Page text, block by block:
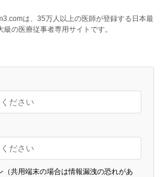
は、35万人以上の医師が登録する日本最
級の医療従事者専用サイトです。
（共用端末の場合は情報漏洩の恐れがあ